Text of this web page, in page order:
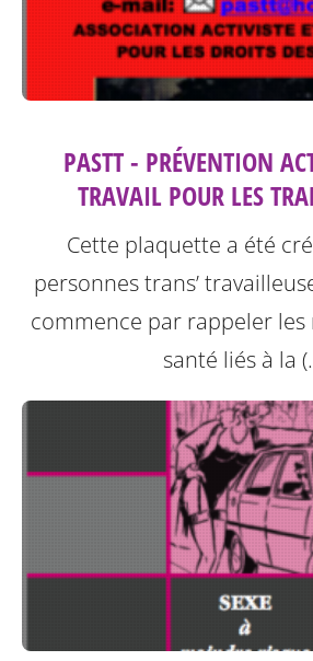
PASTT - PRÉVENTION
TRAVAIL POUR LES
Cette plaquette a été
personnes trans’
commence par rappeler les
santé liés à la